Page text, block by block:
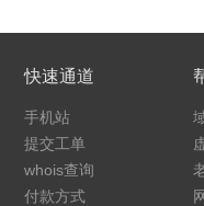
快速通道
手机站
提交工单
whois查询
付款方式